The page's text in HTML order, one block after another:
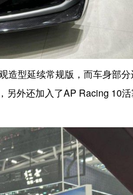
造型延续常规版，而车身部
另外还加入了AP Racing 10